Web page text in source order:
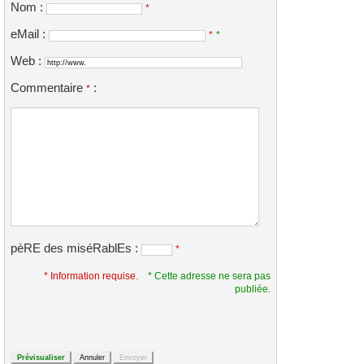
Nom : *
eMail : * *
Web :
Commentaire * :
pèRE des miséRablEs : *
* Information requise.
* Cette adresse ne sera pas
publiée.